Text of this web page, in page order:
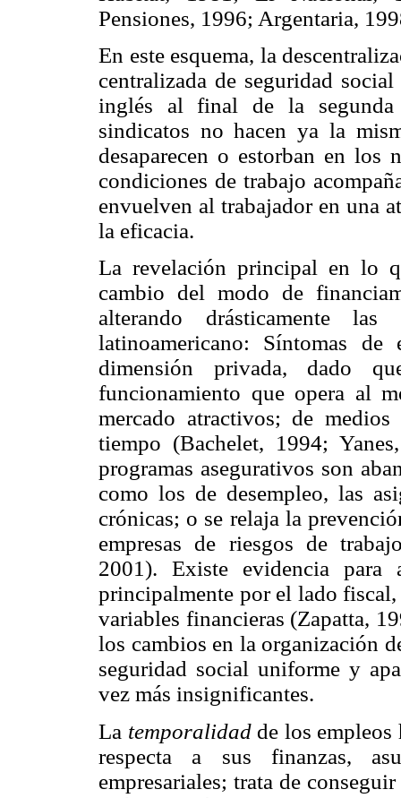
Pensiones, 1996; Argentaria,
En este esquema, la
centralizada de seguridad
inglés al final de la segunda
sindicatos no hacen ya la
desaparecen o estorban en los
condiciones de trabajo
envuelven al trabajador en una
la eficacia.
La revelación principal en lo
cambio del modo de
alterando drásticamente
latinoamericano: Síntomas
dimensión privada, dado
funcionamiento que opera al
mercado atractivos; de
tiempo (Bachelet, 1994;
programas asegurativos son
como los de desempleo, las
crónicas; o se relaja la
empresas de riesgos de
2001). Existe evidencia para
principalmente por el lado
variables financieras (Zapatta,
los cambios en la organización
seguridad social uniforme y
vez más insignificantes.
La temporalidad de los
respecta a sus finanzas,
empresariales; trata de